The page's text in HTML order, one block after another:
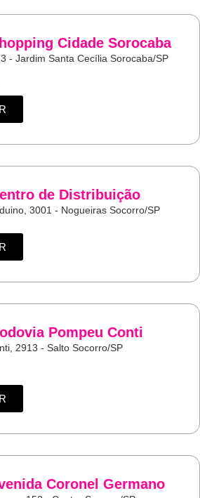
Cidade Sorocaba
- Jardim Santa Cecília Sorocaba/SP
de Distribuição
3001 - Nogueiras Socorro/SP
Pompeu Conti
2913 - Salto Socorro/SP
Coronel Germano